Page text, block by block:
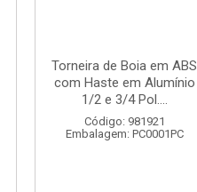
Torneira de Boia em ABS
com Haste em Alumínio
1/2 e 3/4 Pol....
Código: 981921
Embalagem: PC0001PC